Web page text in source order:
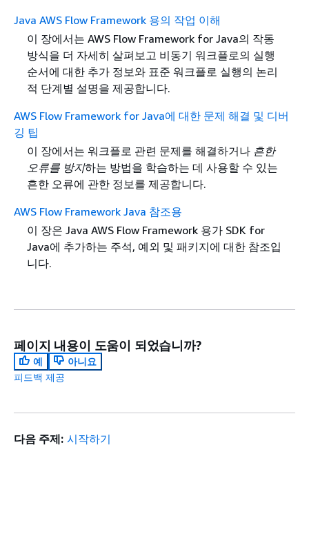
Java AWS Flow Framework 용의 작업 이해
이 장에서는 AWS Flow Framework for Java의 작동
방식을 더 자세히 살펴보고 비동기 워크플로의 실행
순서에 대한 추가 정보와 표준 워크플로 실행의 논리
적 단계별 설명을 제공합니다.
AWS Flow Framework for Java에 대한 문제 해결 및 디버
깅 팁
이 장에서는 워크플로 관련 문제를 해결하거나 흔한
오류를 방지하는 방법을 학습하는 데 사용할 수 있는
흔한 오류에 관한 정보를 제공합니다.
AWS Flow Framework Java 참조용
이 장은 Java AWS Flow Framework 용가 SDK for
Java에 추가하는 주석, 예외 및 패키지에 대한 참조입
니다.
페이지 내용이 도움이 되었습니까?
예
아니요
피드백 제공
다음 주제: 시작하기